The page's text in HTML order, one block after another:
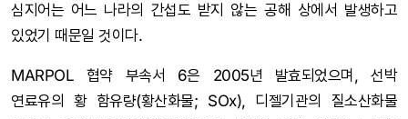
심지어는 어느 나라의 간섭도 받지 않는 공해 상에서 발생하고
있었기 때문일 것이다.
MARPOL 협약 부속서 6은 2005년 발효되었으며, 선박
연료유의 황 함유량(황산화물; SOx), 디젤기관의 질소산화물